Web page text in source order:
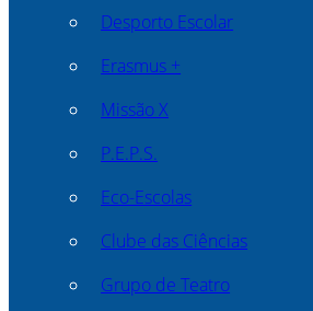
Desporto Escolar
Erasmus +
Missão X
P.E.P.S.
Eco-Escolas
Clube das Ciências
Grupo de Teatro